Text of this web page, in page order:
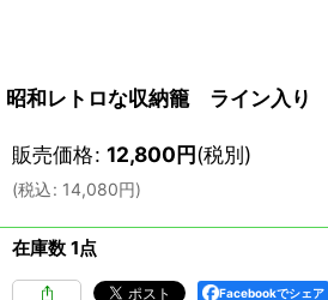
昭和レトロな収納籠 ライン入
販売価格: 12,800円(税別)
(税込: 14,080円)
在庫数 1点
Facebookでシェア